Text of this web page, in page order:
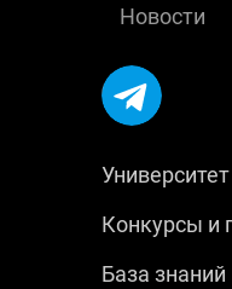
Новости
Университет
Конкурсы и
База знаний